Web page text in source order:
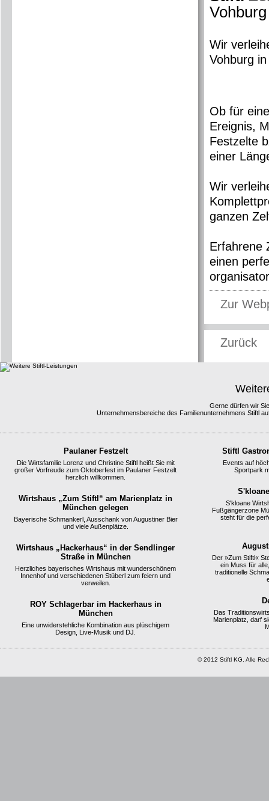
Vohburg
Wir
Vohburg
Ob für
Ereignis,
Festzelte
einer
Wir
ganzen
Erfahrene
einen
Zur
Zurück
Gerne dürfen wir
Unternehmensbereiche des Familienunternehmens Stiftl
Paulaner Festzelt
Die Wirtsfamilie Lorenz und Christine Stiftl heißt Sie mit
großer Vorfreude zum Oktoberfest im Paulaner Festzelt
herzlich willkommen.
Wirtshaus „Zum Stiftl“ am Marienplatz in
München gelegen
Bayerische Schmankerl, Ausschank von Augustiner Bier
und viele Außenplätze.
Wirtshaus „Hackerhaus“ in der Sendlinger
Straße in München
Herzliches bayerisches Wirtshaus mit wunderschönem
Innenhof und verschiedenen Stüberl zum feiern und
verweilen.
ROY Schlagerbar im Hackerhaus in
München
Eine unwiderstehliche Kombination aus plüschigem
Design, Live-Musik und DJ.
Stiftl
Events auf
Sportpark
S'kloane
Fußgängerzone
steht für die
Der »Zum Stiftl«
ein Muss für
traditionelle
Das
Marienplatz, darf
© 2012 Stiftl KG. Alle